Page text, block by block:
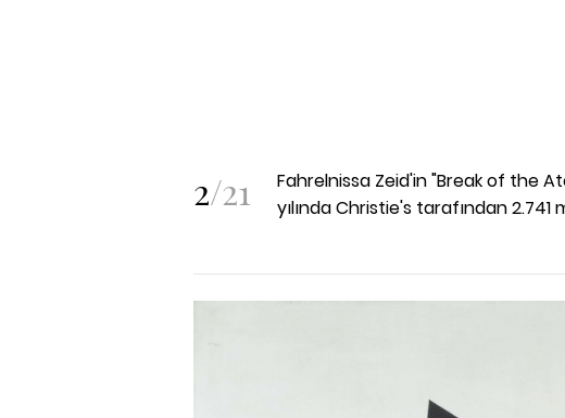
2/21
Fahrelnissa Zeid'in "Break of the
yılında Christie's tarafından 2.741